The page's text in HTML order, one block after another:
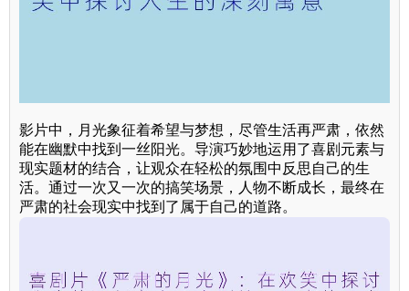
影片中，月光象征着希望与梦想，尽管生活再严肃，依然
能在幽默中找到一丝阳光。导演巧妙地运用了喜剧元素与
现实题材的结合，让观众在轻松的氛围中反思自己的生
活。通过一次又一次的搞笑场景，人物不断成长，最终在
严肃的社会现实中找到了属于自己的道路。